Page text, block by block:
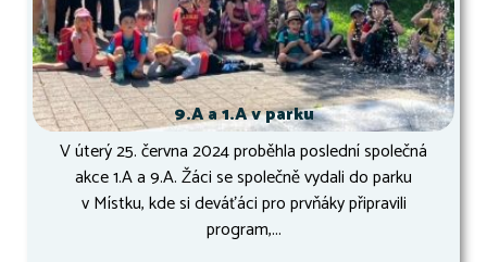
9.A a 1.A v parku
V úterý 25. června 2024 proběhla poslední společná
akce 1.A a 9.A. Žáci se společně vydali do parku
v Místku, kde si deváťáci pro prvňáky připravili
program,...